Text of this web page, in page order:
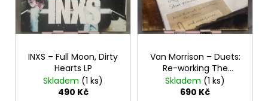
o
INXS – Full Moon, Dirty
Hearts LP
Skladem (1 ks)
490 Kč
Van Morrison – Duets:
Re-working The
Catalogue 2LP
Skladem (1 ks)
690 Kč
HLEDAT